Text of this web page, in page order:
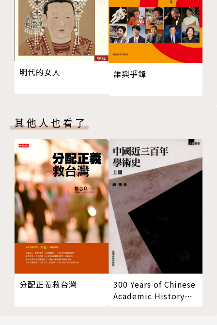
一九七三年生於四川成都。一九九二年進入北京大學中
國文學系，二○○○年獲文學碩士學位。一九九八年出
版處女作《火與冰》，暢銷百萬冊，其文字和思想影響
了一代青年學子。
余杰集政治評論家、散文作家、歷史學者、人權捍衛者
於一身。先後出版各類著作超過四十部，如長篇小說
曲》等。多次入選不同版本的「最具影響力的百名華人
公共知識分子」名單，並獲頒「湯清基督教文藝獎」、
「公民勇氣奬」等獎項。
二○○四年，余杰因為與劉曉波等共同起草中國人權報
告，遭到北京警方傳訊。二○一○年十月，劉曉波獲得
諾貝爾和平獎之後，被中共當局非法軟禁數月，並遭到
黑頭套綁架及酷刑折磨。二○一二年一月十一日，攜妻
兒從中國出走，獲美國政府政治庇護。
此後，余杰在華盛頓創辦「亞太宗教自由與民主化研究
所」，致力於宗教信仰自由與公民社會等議題的研究。
同時擔任香港《開放》雜誌、美國「自由亞洲」電臺、
美國「民主中國」網站、台灣《曠野》雜誌、《民
報》、《新頭殼》等媒體的專欄作家。
從二○○八年起，余杰多次訪問台灣，在台灣出版多部
【宜蘭】
慈母血、孤女淚與自由花──台灣民主運動館
【花蓮】
不是世外桃源，而是山上之城──玉山神學院
【台東】
鐵罐中的螢火蟲──綠島人權園區
【彰化】
勇士當為義鬥爭──賴和紀念館
【台南】
讓法槌揚起來，讓子彈不要飛──湯德章紀念公園
天真是一種動力──柏楊文物館
永遠壓不扁的玫瑰──楊逵文學紀念館
沒有土地，哪有文學──葉石濤文學紀念館
【高雄】
這個人，如何飛越監獄島？──柯旗化故居
明代的女人 誰與爭鋒
其他人也看了
分配正義救台灣
300 Years of Chinese
Academic History